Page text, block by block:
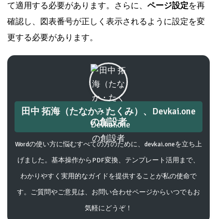
て適用する必要があります。さらに、 ページ設定を再
確認し、図表番号が正しく表示されるように設定を変
更する必要があります。
田中 拓海（たなか・たくみ）、Devkai.one
の創設者
Wordの使い方に悩むすべての方のために、devkai.oneを立ち上
げました。基本操作からPDF変換、テンプレート活用まで、
わかりやすく実用的なガイドを提供することが私の使命で
す。ご質問やご意見は、お問い合わせページからいつでもお
気軽にどうぞ！